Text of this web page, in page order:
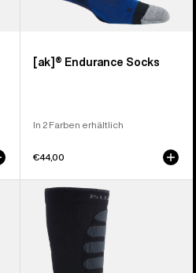
[ak]® Endurance Socks
In 2 Farben erhältlich
€44,00
Burton
Performance
Leichte
Kompressions-